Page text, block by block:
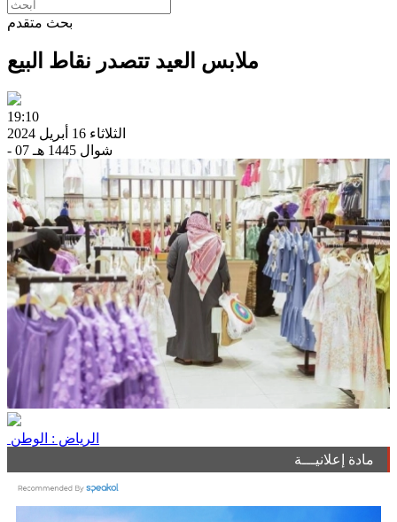
بحث متقدم
ملابس العيد تتصدر نقاط البيع
19:10
الثلاثاء 16 أبريل 2024
- 07 شوال 1445 هـ
الرياض : الوطن
مادة إعلانيـــة